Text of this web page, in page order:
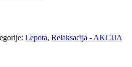
Lepota, Relaksacija - AKCIJA